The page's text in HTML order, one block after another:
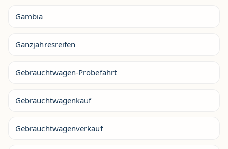
Gambia
Ganzjahresreifen
Gebrauchtwagen-Probefahrt
Gebrauchtwagenkauf
Gebrauchtwagenverkauf